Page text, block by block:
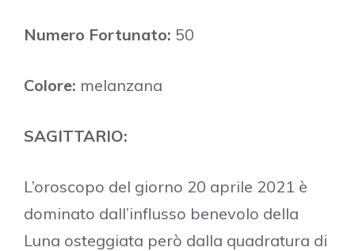
Numero Fortunato: 50
Colore: melanzana
SAGITTARIO:
L’oroscopo del giorno 20 aprile 2021 è
dominato dall’influsso benevolo della
Luna osteggiata però dalla quadratura di